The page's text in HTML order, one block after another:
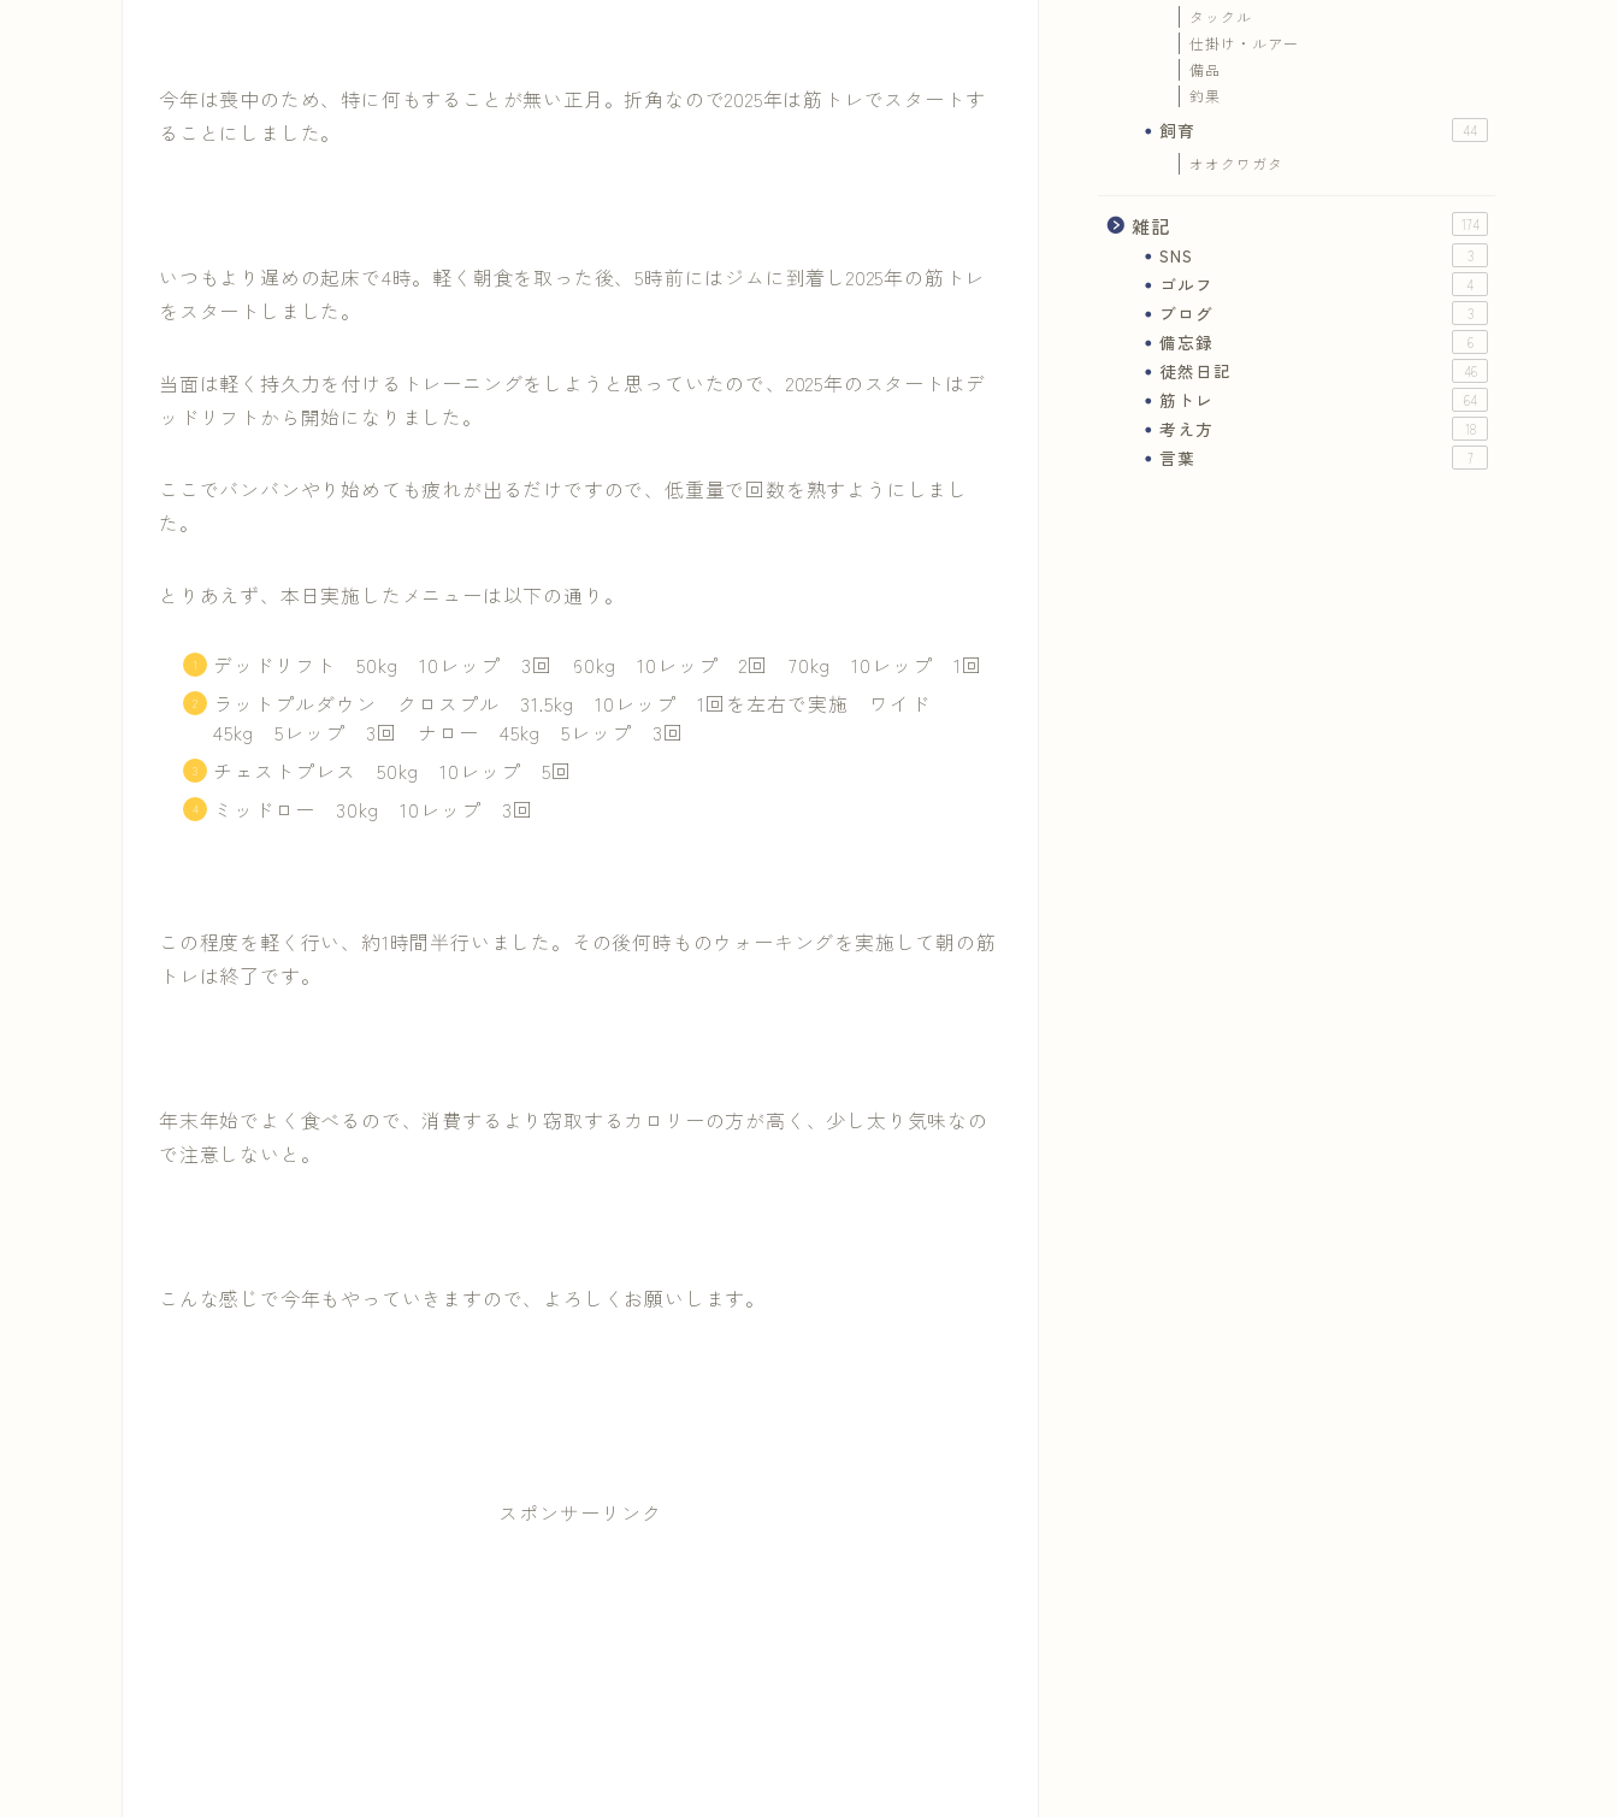
今年は喪中のため、特に何もすることが無い正月。折角なので2025年は筋トレでスタートす
ることにしました。
いつもより遅めの起床で4時。軽く朝食を取った後、5時前にはジムに到着し2025年の筋トレ
をスタートしました。
当面は軽く持久力を付けるトレーニングをしようと思っていたので、2025年のスタートはデ
ッドリフトから開始になりました。
ここでバンバンやり始めても疲れが出るだけですので、低重量で回数を熟すようにしまし
た。
とりあえず、本日実施したメニューは以下の通り。
デッドリフト 50kg 10レップ 3回 60kg 10レップ 2回 70kg 10レップ 1回
ラットプルダウン クロスプル 31.5kg 10レップ 1回を左右で実施 ワイド
45kg 5レップ 3回 ナロー 45kg 5レップ 3回
チェストプレス 50kg 10レップ 5回
ミッドロー 30kg 10レップ 3回
この程度を軽く行い、約1時間半行いました。その後何時ものウォーキングを実施して朝の筋
トレは終了です。
年末年始でよく食べるので、消費するより窃取するカロリーの方が高く、少し太り気味なの
で注意しないと。
こんな感じで今年もやっていきますので、よろしくお願いします。
スポンサーリンク
タックル
仕掛け・ルアー
備品
釣果
飼育 44
オオクワガタ
雑記 174
SNS 3
ゴルフ 4
ブログ 3
備忘録 6
徒然日記 46
筋トレ 64
考え方 18
言葉 7